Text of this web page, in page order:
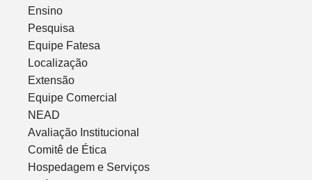
Ensino
Pesquisa
Equipe Fatesa
Localização
Extensão
Equipe Comercial
NEAD
Avaliação Institucional
Comitê de Ética
Hospedagem e Serviços